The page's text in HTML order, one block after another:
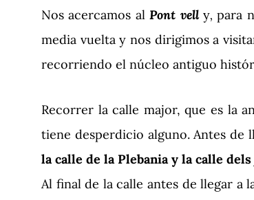
Nos acercamos alPont velly,para
media vuelta y nos dirigimos a
recorriendo el núcleo antiguo
Recorrer la calle major, que es la
tiene desperdicio alguno. Antes de
la calle de la Plebania y la calle
Al final de la calle antes de llegar a